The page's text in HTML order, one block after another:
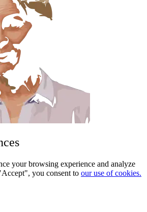
your browsing experience and analyze
you consent to our use of cookies.